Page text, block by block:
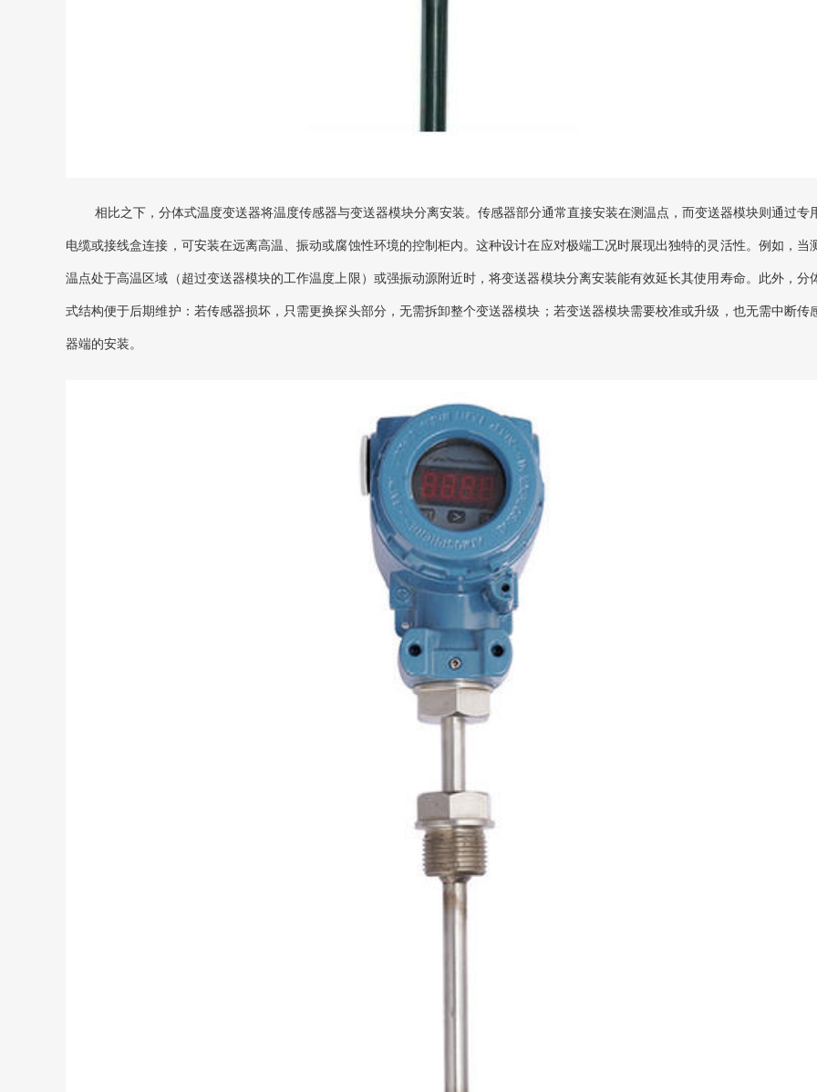
相比之下，分体式温度变送器将温度传感器与变送器模块分离安装。传感器部分通常直接安装在测温点，而变送器模块则通过专
电缆或接线盒连接，可安装在远离高温、振动或腐蚀性环境的控制柜内。这种设计在应对极端工况时展现出独特的灵活性。例如，当
温点处于高温区域（超过变送器模块的工作温度上限）或强振动源附近时，将变送器模块分离安装能有效延长其使用寿命。此外，分
式结构便于后期维护：若传感器损坏，只需更换探头部分，无需拆卸整个变送器模块；若变送器模块需要校准或升级，也无需中断传
器端的安装。